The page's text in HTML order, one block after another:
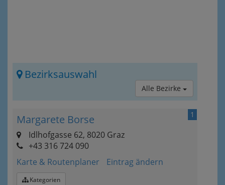
Bezirksauswahl
Alle Bezirke
1
Margarete Borse
Idlhofgasse 62, 8020 Graz
+43 316 724 090
Karte & Routenplaner
Eintrag ändern
Kategorien